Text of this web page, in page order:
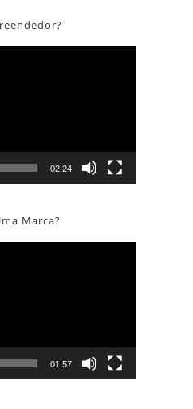
02:24
Marca?
01:57